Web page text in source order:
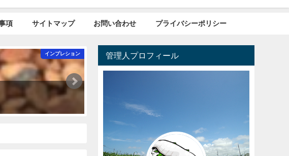
項 サイトマップ お問い合わせ プライバシーポリシー
インプレション 管理人プロフィール